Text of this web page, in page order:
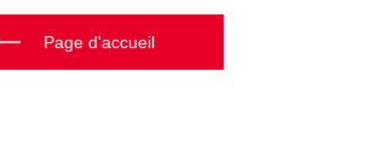
Page d'accueil